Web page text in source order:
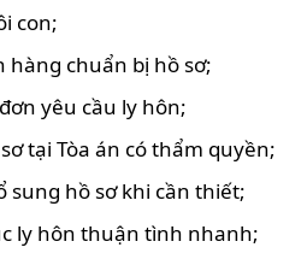
con;
hàng chuẩn bị hồ sơ;
yêu cầu ly hôn;
tại Tòa án có thẩm quyền;
sung hồ sơ khi cần thiết;
ly hôn thuận tình nhanh;